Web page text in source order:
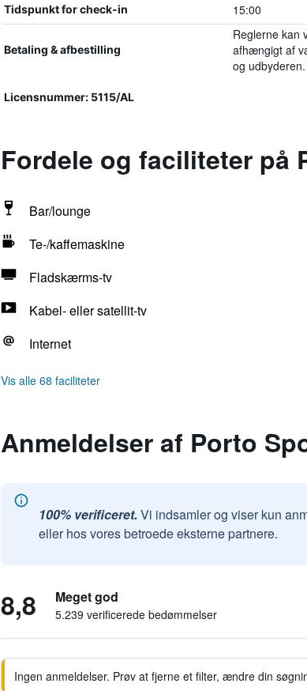
Tidspunkt for check-in 15:00
Betaling & afbestilling
Reglerne kan
afhængigt af
og udbyderen.
Licensnummer: 5115/AL
Fordele og faciliteter på
Bar/lounge
Te-/kaffemaskine
Fladskærms-tv
Kabel- eller satellit-tv
Internet
Vis alle 68 faciliteter
Anmeldelser af Porto
100% verificeret. Vi indsamler og viser kun
eller hos vores betroede eksterne partnere.
8,8 Meget god
5.239 verificerede bedømmelser
Ingen anmeldelser. Prøv at fjerne et filter, ændre din